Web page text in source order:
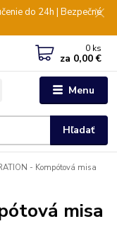
do 24h | Bezpečné
Menu
Hľadať
0 ks
za 0,00 €
- Kompótová misa
misa